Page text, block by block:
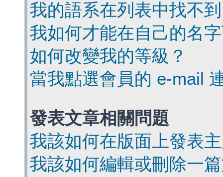
我的語系在列表中找不
我如何才能在自己的名
如何改變我的等級？
當我點選會員的 e-mail
發表文章相關問題
我該如何在版面上發表
我該如何編輯或刪除一